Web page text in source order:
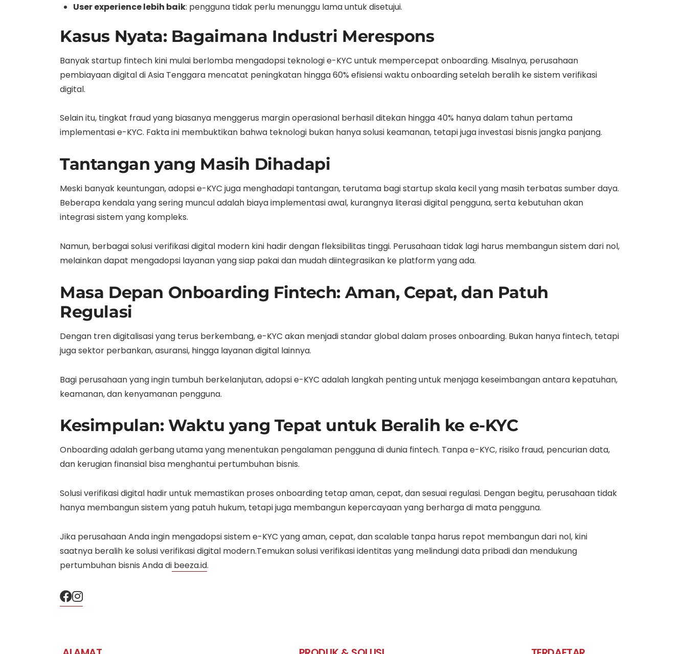
User experience lebih baik: pengguna tidak perlu menunggu lama untuk disetujui.
Kasus Nyata: Bagaimana Industri Merespons
Banyak startup fintech kini mulai berlomba mengadopsi teknologi e-KYC untuk mempercepat onboarding. Misalnya, perusahaan
pembiayaan digital di Asia Tenggara mencatat peningkatan hingga 60% efisiensi waktu onboarding setelah beralih ke sistem verifikasi
digital.
Selain itu, tingkat fraud yang biasanya menggerus margin operasional berhasil ditekan hingga 40% hanya dalam tahun pertama
implementasi e-KYC. Fakta ini membuktikan bahwa teknologi bukan hanya solusi keamanan, tetapi juga investasi bisnis jangka panjang.
Tantangan yang Masih Dihadapi
Meski banyak keuntungan, adopsi e-KYC juga menghadapi tantangan, terutama bagi startup skala kecil yang masih terbatas sumber daya.
Beberapa kendala yang sering muncul adalah biaya implementasi awal, kurangnya literasi digital pengguna, serta kebutuhan akan
integrasi sistem yang kompleks.
Namun, berbagai solusi verifikasi digital modern kini hadir dengan fleksibilitas tinggi. Perusahaan tidak lagi harus membangun sistem dari nol,
melainkan dapat mengadopsi layanan yang siap pakai dan mudah diintegrasikan ke platform yang ada.
Masa Depan Onboarding Fintech: Aman, Cepat, dan Patuh
Regulasi
Dengan tren digitalisasi yang terus berkembang, e-KYC akan menjadi standar global dalam proses onboarding. Bukan hanya fintech, tetapi
juga sektor perbankan, asuransi, hingga layanan digital lainnya.
Bagi perusahaan yang ingin tumbuh berkelanjutan, adopsi e-KYC adalah langkah penting untuk menjaga keseimbangan antara kepatuhan,
keamanan, dan kenyamanan pengguna.
Kesimpulan: Waktu yang Tepat untuk Beralih ke e-KYC
Onboarding adalah gerbang utama yang menentukan pengalaman pengguna di dunia fintech. Tanpa e-KYC, risiko fraud, pencurian data,
dan kerugian finansial bisa menghantui pertumbuhan bisnis.
Solusi verifikasi digital hadir untuk memastikan proses onboarding tetap aman, cepat, dan sesuai regulasi. Dengan begitu, perusahaan tidak
hanya membangun sistem yang patuh hukum, tetapi juga membangun kepercayaan yang berharga di mata pengguna.
Jika perusahaan Anda ingin mengadopsi sistem e-KYC yang aman, cepat, dan scalable tanpa harus repot membangun dari nol, kini
saatnya beralih ke solusi verifikasi digital modern.Temukan solusi verifikasi identitas yang melindungi data pribadi dan mendukung
pertumbuhan bisnis Anda di beeza.id.